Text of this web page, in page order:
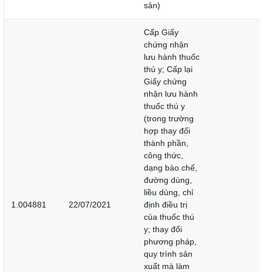
sản)
1.004881 22/07/2021
Cấp Giấy
chứng nhận
lưu hành thuốc
thú y; Cấp lại
Giấy chứng
nhận lưu hành
thuốc thú y
(trong trường
hợp thay đổi
thành phần,
công thức,
dạng bào chế,
đường dùng,
liều dùng, chỉ
định điều trị
của thuốc thú
y; thay đổi
phương pháp,
quy trình sản
xuất mà làm